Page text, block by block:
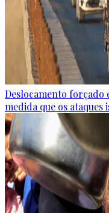
Deslocamento forçado
medida que os